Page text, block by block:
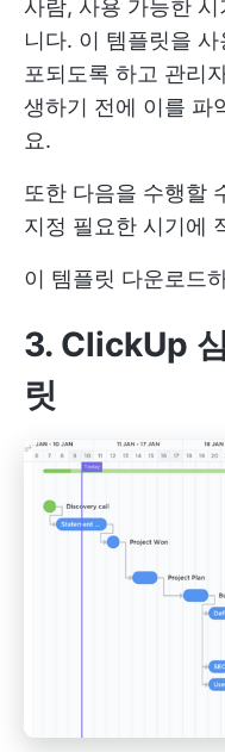
사람, 사용 가능한
니다. 이 템플릿을
포되도록 하고 관리
생하기 전에 이를 파
요.
또한 다음을 수행할
지정 필요한 시기에
이 템플릿 다운로드
3. ClickUp
릿